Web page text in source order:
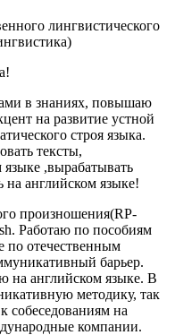
лингвистического
в знаниях, повышаю
на развитие устной
строя языка.
тексты,
языке ,вырабатывать
английском языке!
произношения(RP-
Работаю по пособиям
по отечественным
барьер.
на английском языке. В
методику, так
собеседованиям на
компании.